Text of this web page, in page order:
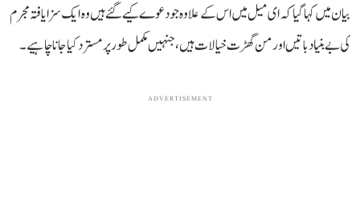
بیان میں کہا گیا کہ ای میل میں اس کے علاوہ جو دعوے کیے گئے ہیں وہ ایک سزا یافتہ مجرم
کی بے بنیاد باتیں اور من گھڑت خیالات ہیں، جنہیں مکمل طور پر مسترد کیا جانا چاہیے۔
ADVERTISEMENT